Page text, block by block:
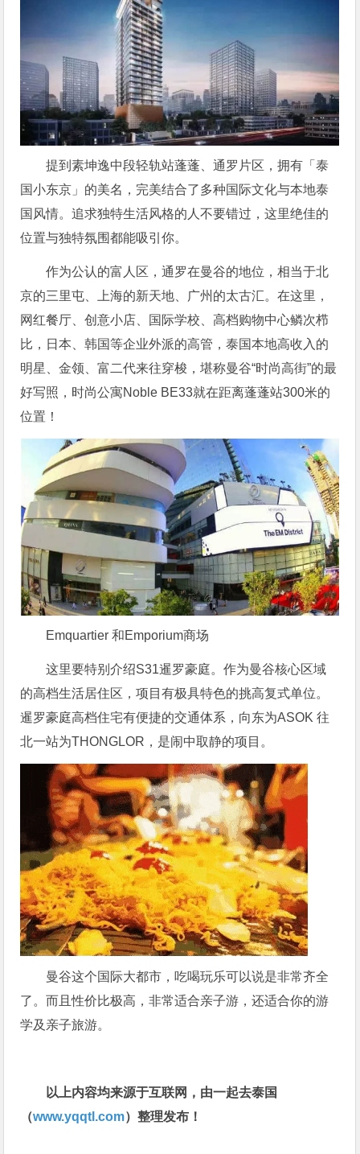
提到素坤逸中段轻轨站蓬蓬、通罗片区，拥有「泰
国小东京」的美名，完美结合了多种国际文化与本地泰
国风情。追求独特生活风格的人不要错过，这里绝佳的
位置与独特氛围都能吸引你。
作为公认的富人区，通罗在曼谷的地位，相当于北
京的三里屯、上海的新天地、广州的太古汇。在这里，
网红餐厅、创意小店、国际学校、高档购物中心鳞次栉
比，日本、韩国等企业外派的高管，泰国本地高收入的
明星、金领、富二代来往穿梭，堪称曼谷“时尚高街”的最
好写照，时尚公寓Noble BE33就在距离蓬蓬站300米的
位置！
Emquartier 和Emporium商场
这里要特别介绍S31暹罗豪庭。作为曼谷核心区域
的高档生活居住区，项目有极具特色的挑高复式单位。
暹罗豪庭高档住宅有便捷的交通体系，向东为ASOK 往
北一站为THONGLOR，是闹中取静的项目。
曼谷这个国际大都市，吃喝玩乐可以说是非常齐全
了。而且性价比极高，非常适合亲子游，还适合你的游
学及亲子旅游。
以上内容均来源于互联网，由一起去泰国
（www.yqqtl.com）整理发布！